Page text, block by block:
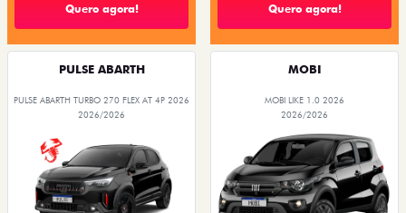
Quero agora! Quero agora!
PULSE ABARTH
PULSE ABARTH TURBO 270 FLEX AT 4P 2026
2026/2026
MOBI
MOBI LIKE 1.0 2026
2026/2026